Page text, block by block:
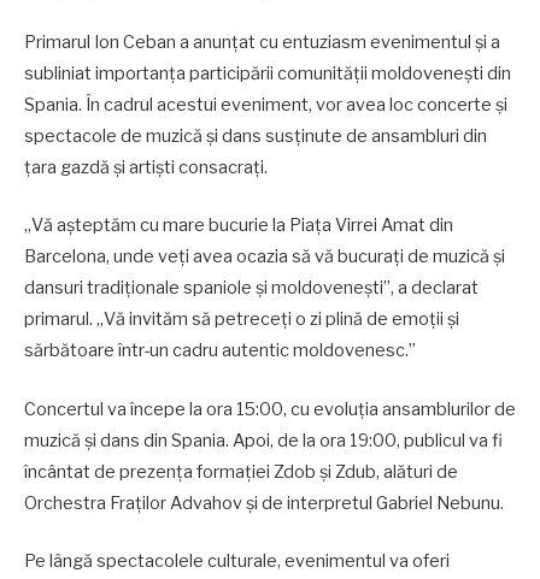
Primarul Ion Ceban a anunțat cu entuziasm evenimentul și a
subliniat importanța participării comunității moldovenești din
Spania. În cadrul acestui eveniment, vor avea loc concerte și
spectacole de muzică și dans susținute de ansambluri din
țara gazdă și artiști consacrați.
„Vă așteptăm cu mare bucurie la Piața Virrei Amat din
Barcelona, unde veți avea ocazia să vă bucurați de muzică și
dansuri tradiționale spaniole și moldovenești”, a declarat
primarul. „Vă invităm să petreceți o zi plină de emoții și
sărbătoare într-un cadru autentic moldovenesc.”
Concertul va începe la ora 15:00, cu evoluția ansamblurilor de
muzică și dans din Spania. Apoi, de la ora 19:00, publicul va fi
încântat de prezența formației Zdob și Zdub, alături de
Orchestra Fraților Advahov și de interpretul Gabriel Nebunu.
Pe lângă spectacolele culturale, evenimentul va oferi